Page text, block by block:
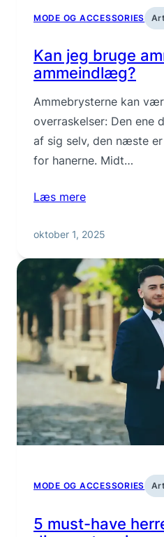
MODE OG ACCESSORIES
Kan jeg bruge
ammeindlæg?
Ammebrysterne kan
overraskelser: Den ene
af sig selv, den næste
for hanerne. Midt…
Læs mere
oktober 1, 2025
MODE OG ACCESSORIES
5 must-have